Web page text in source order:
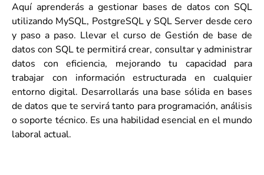
Aquí aprenderás a gestionar bases de datos con SQL
utilizando MySQL, PostgreSQL y SQL Server desde cero
y paso a paso. Llevar el curso de Gestión de base de
datos con SQL te permitirá crear, consultar y administrar
datos con eficiencia, mejorando tu capacidad para
trabajar con información estructurada en cualquier
entorno digital. Desarrollarás una base sólida en bases
de datos que te servirá tanto para programación, análisis
o soporte técnico. Es una habilidad esencial en el mundo
laboral actual.